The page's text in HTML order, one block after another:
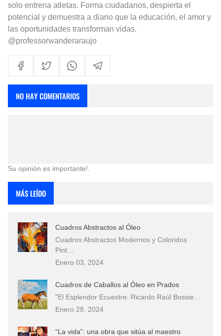
solo entrena atletas. Forma ciudadanos, despierta el
potencial y demuestra a diario que la educación, el amor y
las oportunidades transforman vidas.
@professorwanderaraujo
NO HAY COMENTARIOS
Su opinión es importante!.
MÁS LEÍDO
Cuadros Abstractos al Óleo
Cuadros Abstractos Modernos y Coloridos
Pint…
Enero 03, 2024
Cuadros de Caballos al Óleo en Prados
"El Esplendor Ecuestre: Ricardo Raúl Bossie…
Enero 28, 2024
“La vida”: una obra que sitúa al maestro